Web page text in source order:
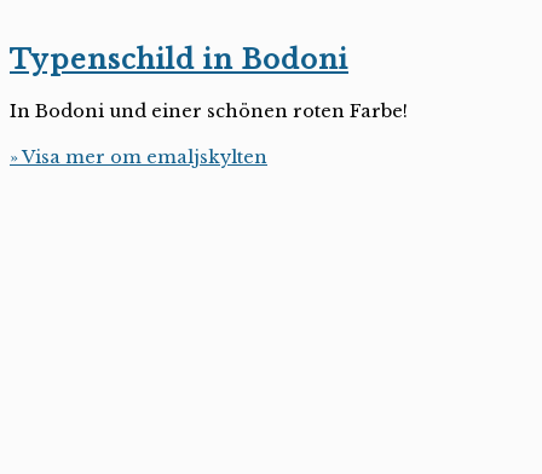
Typenschild in Bodoni
In Bodoni und einer schönen roten Farbe!
» Visa mer om emaljskylten